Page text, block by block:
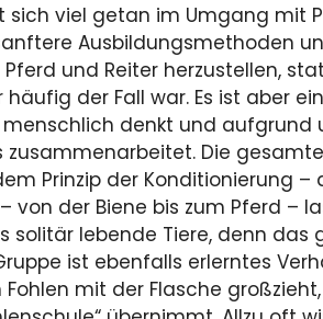
sich viel getan im Umgang mit
Ausbildungsmethoden
und Reiter herzustellen,
häufig der Fall war. Es ist aber
denkt und aufgrund
zusammenarbeitet. Die
Prinzip der Konditionierung –
von der Biene bis zum Pferd –
solitär lebende Tiere, denn das
ist ebenfalls erlerntes
Fohlen mit der Flasche